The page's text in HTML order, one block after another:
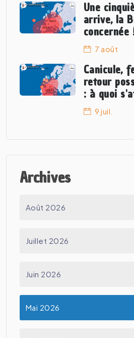
Une
arrive, la
concernée
7 août
Canicule,
retour
: à quoi
9 juil.
Archives
Août 2026
Juillet 2026
Juin 2026
Mai 2026